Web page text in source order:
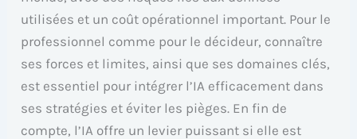
utilisées et un coût opérationnel important. Pour le
professionnel comme pour le décideur, connaître
ses forces et limites, ainsi que ses domaines clés,
est essentiel pour intégrer l’IA efficacement dans
ses stratégies et éviter les pièges. En fin de
compte, l’IA offre un levier puissant si elle est